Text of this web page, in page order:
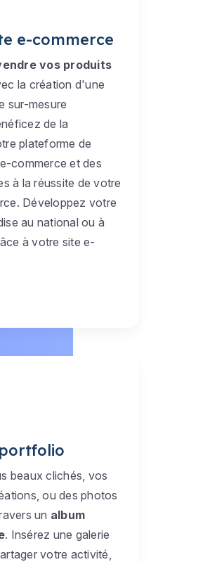
e-commerce
vos produits
la création d'une
sur-mesure
de la
plateforme de
commerce et des
à la réussite de votre
Développez votre
au national ou à
à votre site e-
beaux clichés, vos
ou des photos
un album
. Insérez une galerie
votre activité,